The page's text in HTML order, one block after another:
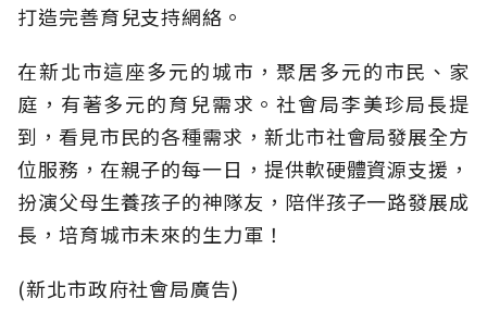
打造完善育兒支持網絡。
在新北市這座多元的城市，聚居多元的市民、家
庭，有著多元的育兒需求。社會局李美珍局長提
到，看見市民的各種需求，新北市社會局發展全方
位服務，在親子的每一日，提供軟硬體資源支援，
扮演父母生養孩子的神隊友，陪伴孩子一路發展成
長，培育城市未來的生力軍！
(新北市政府社會局廣告)